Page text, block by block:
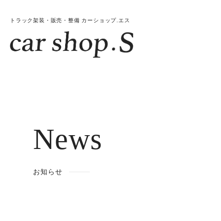
トラック架装・販売・整備 カーショップ.エス
News
お知らせ